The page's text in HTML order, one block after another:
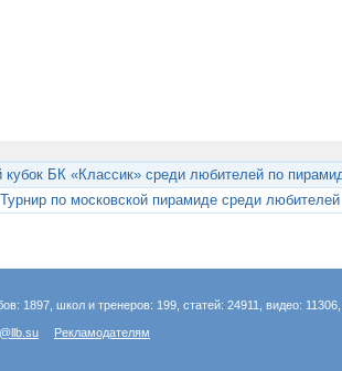
БК «Классик» среди любителей по
по московской пирамиде среди любителей
1897, школ и тренеров: 199, статей: 24911, видео:
Рекламодателям